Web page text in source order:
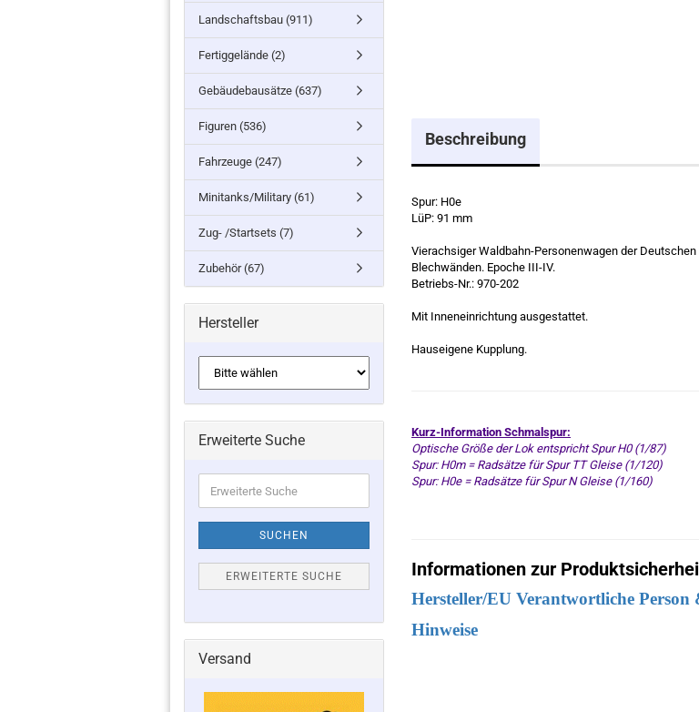
Beschreibung
Spur: H0e
LüP: 91 mm
Vierachsiger Waldbahn-Personenwagen der
Blechwänden. Epoche III-IV.
Betriebs-Nr.: 970-202
Mit Inneneinrichtung ausgestattet.
Hauseigene Kupplung.
Kurz-Information Schmalspur:
Optische Größe der Lok entspricht Spur H0 (1/87)
Spur: H0m = Radsätze für Spur TT Gleise (1/120)
Spur: H0e = Radsätze für Spur N Gleise (1/160)
Informationen zur
Hersteller/EU Verantwortliche Person
Hinweise
Landschaftsbau (911)
Fertiggelände (2)
Gebäudebausätze (637)
Figuren (536)
Fahrzeuge (247)
Minitanks/Military (61)
Zug- /Startsets (7)
Zubehör (67)
Hersteller
Erweiterte Suche
Suche
SUCHEN
ERWEITERTE SUCHE
Versand